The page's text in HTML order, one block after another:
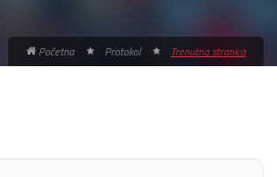
Početna Protokol Trenutna stranica